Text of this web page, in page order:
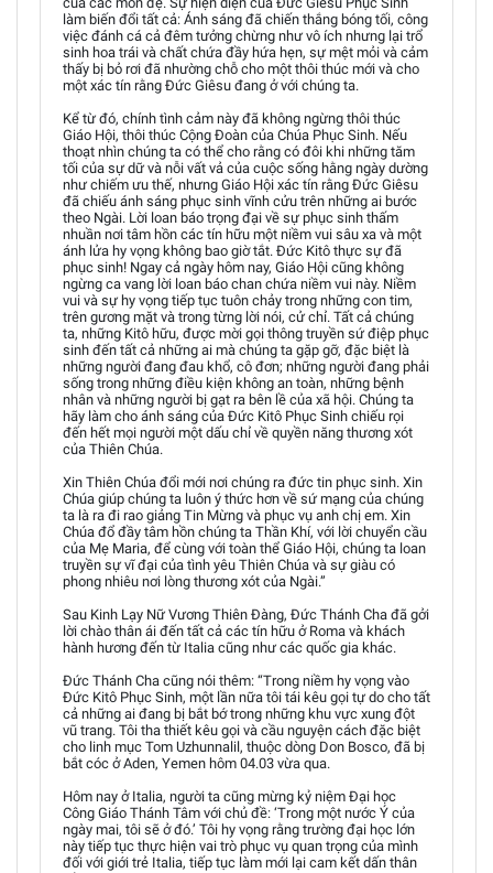
làm biến đổi tất cả: Ánh sáng đã chiến thắng bóng tối, công
việc đánh cá cả đêm tưởng chừng như vô ích nhưng lại trổ
sinh hoa trái và chất chứa đầy hứa hẹn, sự mệt mỏi và cảm
thấy bị bỏ rơi đã nhường chỗ cho một thôi thúc mới và cho
một xác tín rằng Đức Giêsu đang ở với chúng ta.
Kể từ đó, chính tình cảm này đã không ngừng thôi thúc
Giáo Hội, thôi thúc Cộng Đoàn của Chúa Phục Sinh. Nếu
thoạt nhìn chúng ta có thể cho rằng có đôi khi những tăm
tối của sự dữ và nỗi vất vả của cuộc sống hằng ngày dường
như chiếm ưu thế, nhưng Giáo Hội xác tín rằng Đức Giêsu
đã chiếu ánh sáng phục sinh vĩnh cửu trên những ai bước
theo Ngài. Lời loan báo trọng đại về sự phục sinh thấm
nhuần nơi tâm hồn các tín hữu một niềm vui sâu xa và một
ánh lửa hy vọng không bao giờ tắt. Đức Kitô thực sự đã
phục sinh! Ngay cả ngày hôm nay, Giáo Hội cũng không
ngừng ca vang lời loan báo chan chứa niềm vui này. Niềm
vui và sự hy vọng tiếp tục tuôn chảy trong những con tim,
trên gương mặt và trong từng lời nói, cử chỉ. Tất cả chúng
ta, những Kitô hữu, được mời gọi thông truyền sứ điệp phục
sinh đến tất cả những ai mà chúng ta gặp gỡ, đặc biệt là
những người đang đau khổ, cô đơn; những người đang phải
sống trong những điều kiện không an toàn, những bệnh
nhân và những người bị gạt ra bên lề của xã hội. Chúng ta
hãy làm cho ánh sáng của Đức Kitô Phục Sinh chiếu rọi
đến hết mọi người một dấu chỉ về quyền năng thương xót
của Thiên Chúa.
Xin Thiên Chúa đổi mới nơi chúng ra đức tin phục sinh. Xin
Chúa giúp chúng ta luôn ý thức hơn về sứ mạng của chúng
ta là ra đi rao giảng Tin Mừng và phục vụ anh chị em. Xin
Chúa đổ đầy tâm hồn chúng ta Thần Khí, với lời chuyển cầu
của Mẹ Maria, để cùng với toàn thể Giáo Hội, chúng ta loan
truyền sự vĩ đại của tình yêu Thiên Chúa và sự giàu có
phong nhiêu nơi lòng thương xót của Ngài.”
Sau Kinh Lạy Nữ Vương Thiên Đàng, Đức Thánh Cha đã gởi
lời chào thân ái đến tất cả các tín hữu ở Roma và khách
hành hương đến từ Italia cũng như các quốc gia khác.
Đức Thánh Cha cũng nói thêm: “Trong niềm hy vọng vào
Đức Kitô Phục Sinh, một lần nữa tôi tái kêu gọi tự do cho tất
cả những ai đang bị bắt bớ trong những khu vực xung đột
vũ trang. Tôi tha thiết kêu gọi và cầu nguyện cách đặc biệt
cho linh mục Tom Uzhunnalil, thuộc dòng Don Bosco, đã bị
bắt cóc ở Aden, Yemen hôm 04.03 vừa qua.
Hôm nay ở Italia, người ta cũng mừng kỷ niệm Đại học
Công Giáo Thánh Tâm với chủ đề: ‘Trong một nước Ý của
ngày mai, tôi sẽ ở đó.’ Tôi hy vọng rằng trường đại học lớn
này tiếp tục thực hiện vai trò phục vụ quan trọng của mình
đối với giới trẻ Italia, tiếp tục làm mới lại cam kết dấn thân